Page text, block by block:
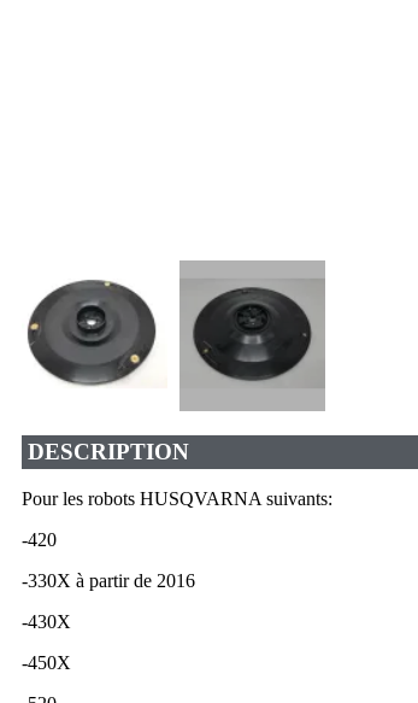
DESCRIPTION
Pour les robots HUSQVARNA suivants:
-420
-330X à partir de 2016
-430X
-450X